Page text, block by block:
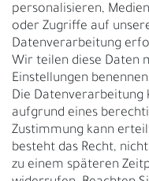
Nachhaltigkeit
Kontakt
Über uns
Rückgabe
Gürtelgröße messen
Garantie
GESCHÄFTSKUNDEN &
personalisieren,
oder Zugriffe auf
Datenverarbeitung
Wir teilen diese Daten
Einstellungen
Die Datenverarbeitung
aufgrund eines
Zustimmung kann
besteht das Recht,
zu einem späteren